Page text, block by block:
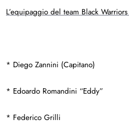
L’equipaggio del team Black
* Diego Zannini (Capitano)
* Edoardo Romandini “Eddy”
* Federico Grilli